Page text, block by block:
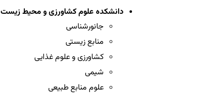
دانشکده علوم کشاورزی و محیط زیست
جانورشناسی
منابع زیستی
کشاورزی و علوم غذایی
شیمی
علوم منابع طبیعی